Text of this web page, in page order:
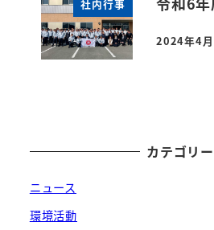
社内行事
投稿日
2024年4
カテゴリー
ニュース
環境活動